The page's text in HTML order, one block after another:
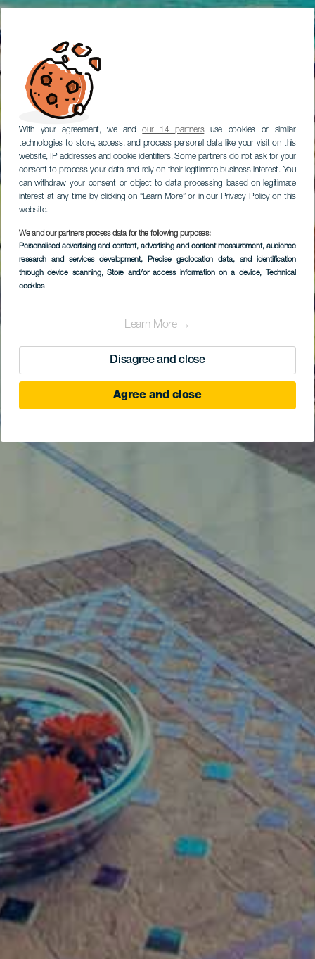
With your agreement, we andour 14 partnersuse cookies or similar
technologies to store, access, and process personal data like your visit on this
website, IP addresses and cookie identifiers. Some partners do not ask for your
consent to process your data and rely on their legitimate business interest. You
can withdraw your consent or object to data processing based on legitimate
interest at any time by clicking on “Learn More” or in our Privacy Policy on this
website.
We and our partners process data for the following purposes:
Personalised advertising and content, advertising and content measurement, audience
research and services development, Precise geolocation data, and identification
through device scanning, Store and/or access information on a device, Technical
cookies
Learn More →
Disagree and close
Agree and close